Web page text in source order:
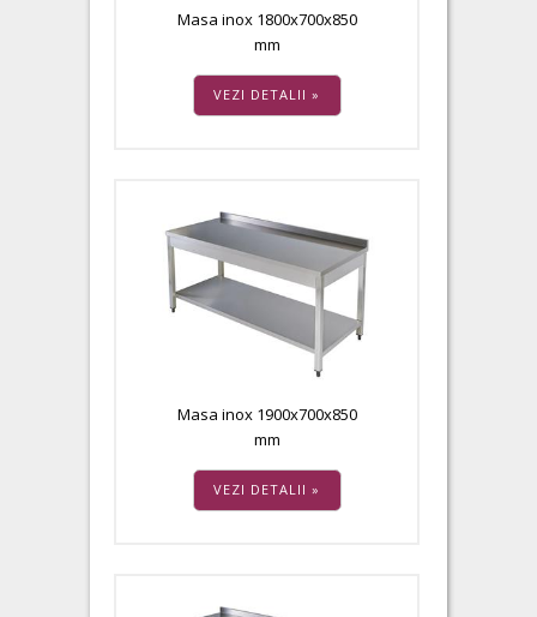
Masa inox 1800x700x850
mm
VEZI DETALII »
Masa inox 1900x700x850
mm
VEZI DETALII »